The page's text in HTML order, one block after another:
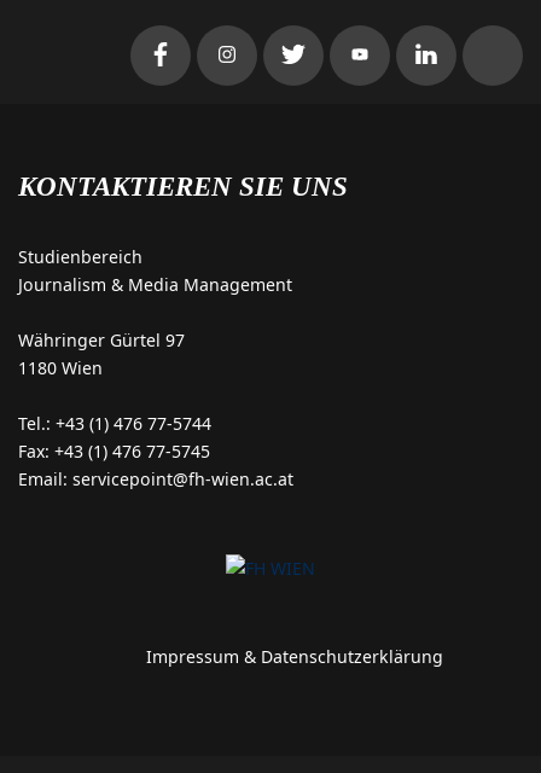
KONTAKTIEREN SIE UNS
Studienbereich
Journalism & Media Management
Währinger Gürtel 97
1180 Wien
Tel.: +43 (1) 476 77-5744
Fax: +43 (1) 476 77-5745
Email: servicepoint@fh-wien.ac.at
Impressum & Datenschutzerklärung